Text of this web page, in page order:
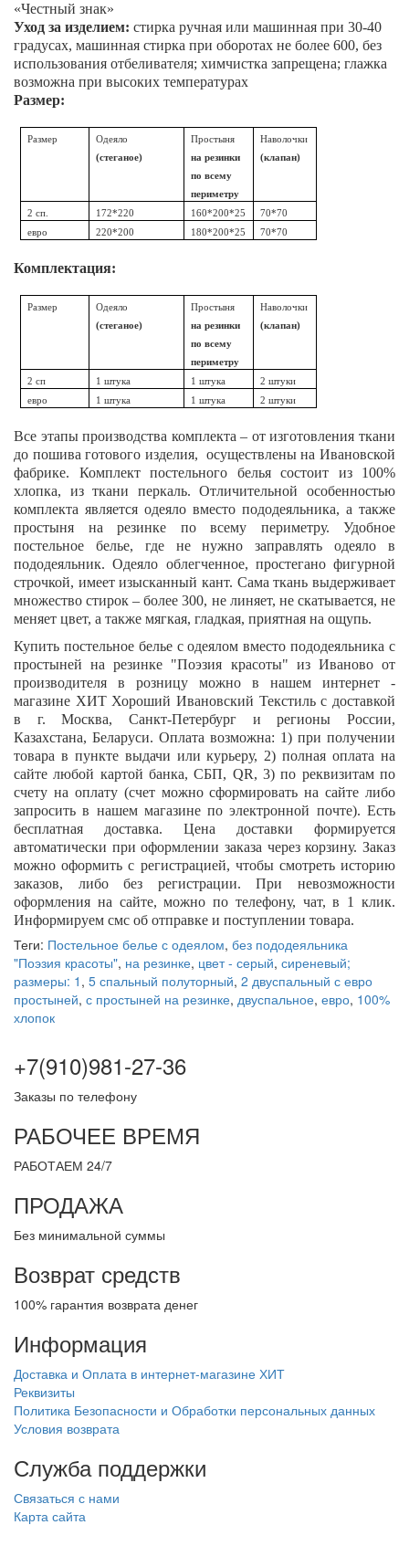
«Честный знак»
Уход за изделием: стирка ручная или машинная при 30-40
градусах, машинная стирка при оборотах не более 600, без
использования отбеливателя; химчистка запрещена; глажка
возможна при высоких температурах
Размер:
Размер
Одеяло
(стеганое)
Простыня
на резинки
по всему
периметру
Наволочки
(клапан)
2 сп. 172*220 160*200*25
70*70
евро
220*200 180*200*25 70*70
Комплектация:
Размер
Одеяло
(стеганое)
Простыня
на резинки
по всему
периметру
Наволочки
(клапан)
2 сп 1 штука 1 штука
2 штуки
евро
1 штука 1 штука 2 штуки
Все этапы производства комплекта – от изготовления ткани
до пошива готового изделия, осуществлены на Ивановской
фабрике. Комплект постельного белья состоит из 100%
хлопка, из ткани перкаль. Отличительной особенностью
комплекта является одеяло вместо пододеяльника, а также
простыня на резинке по всему периметру. Удобное
постельное белье, где не нужно заправлять одеяло в
пододеяльник. Одеяло облегченное, простегано фигурной
строчкой, имеет изысканный кант. Сама ткань выдерживает
множество стирок – более 300, не линяет, не скатывается, не
меняет цвет, а также мягкая, гладкая, приятная на ощупь.
Купить постельное белье с одеялом вместо пододеяльника с
простыней на резинке "Поэзия красоты" из Иваново от
производителя в розницу можно в нашем интернет -
магазине ХИТ Хороший Ивановский Текстиль с доставкой
в г. Москва, Санкт-Петербург и регионы России,
Казахстана, Беларуси. Оплата возможна: 1) при получении
товара в пункте выдачи или курьеру, 2) полная оплата на
сайте любой картой банка, СБП, QR, 3) по реквизитам по
счету на оплату (счет можно сформировать на сайте либо
запросить в нашем магазине по электронной почте). Есть
бесплатная доставка. Цена доставки формируется
автоматически при оформлении заказа через корзину. Заказ
можно оформить с регистрацией, чтобы смотреть историю
заказов, либо без регистрации. При невозможности
оформления на сайте, можно по телефону, чат, в 1 клик.
Информируем смс об отправке и поступлении товара.
Теги: Постельное белье с одеялом, без пододеяльника
"Поэзия красоты", на резинке, цвет - серый, сиреневый;
размеры: 1 , 5 спальный полуторный, 2 двуспальный с евро
простыней, с простыней на резинке, двуспальное, евро, 100%
хлопок
+7(910)981-27-36
Заказы по телефону
РАБОЧЕЕ ВРЕМЯ
РАБОТАЕМ 24/7
ПРОДАЖА
Без минимальной суммы
Возврат средств
100% гарантия возврата денег
Информация
Доставка и Оплата в интернет-магазине ХИТ
Реквизиты
Политика Безопасности и Обработки персональных данных
Условия возврата
Служба поддержки
Связаться с нами
Карта сайта